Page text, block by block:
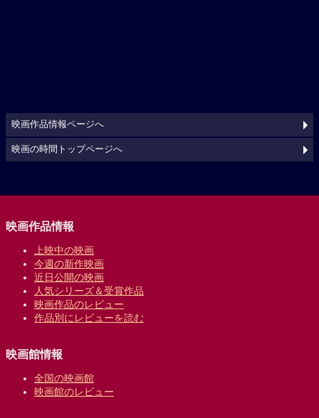
映画作品情報ページへ
映画の時間トップページへ
映画作品情報
上映中の映画
今週の新作映画
近日公開の映画
人気シリーズ＆受賞作品
映画作品のレビュー
作品別にレビューを読む
映画館情報
全国の映画館
映画館のレビュー